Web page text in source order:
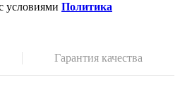
условиями Политика
Гарантия качества